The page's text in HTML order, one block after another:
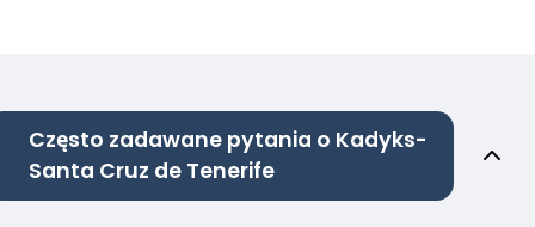
Często zadawane pytania o Kadyks-
Santa Cruz de Tenerife